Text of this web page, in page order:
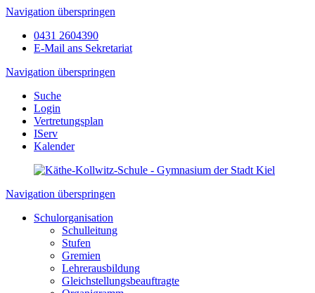
Navigation überspringen
0431 2604390
E-Mail ans Sekretariat
Navigation überspringen
Suche
Login
Vertretungsplan
IServ
Kalender
Navigation überspringen
Schulorganisation
Schulleitung
Stufen
Gremien
Lehrerausbildung
Gleichstellungsbeauftragte